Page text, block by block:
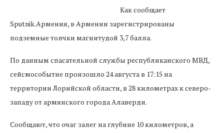
Как сообщает
Sputnik.Армения, в Армении зарегистрированы
подземные толчки магнитудой 3,7 балла.
По данным спасательной службы республиканского МВД,
сейсмособытие произошло 24 августа в 17:15 на
территории Лорийской области, в 28 километрах к северо-
западу от армянского города Алаверди.
Сообщают, что очаг залег на глубине 10 километров, а